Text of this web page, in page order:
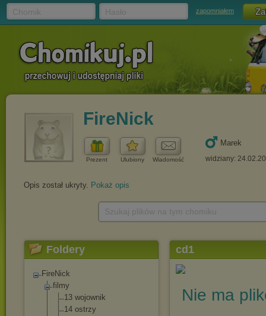
zapomniałem
FireNick
Prezent Ulubiony Wiadomość
Marek
widziany:
Opis został ukryty. Pokaż opis
Foldery
FireNick
filmy
13 wojownik
14 ostrzy
cd1
Nie ma